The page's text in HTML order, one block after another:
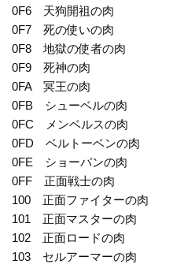
0F6 天狗開祖の肉
0F7 死の使いの肉
0F8 地獄の使者の肉
0F9 死神の肉
0FA 冥王の肉
0FB シューベルの肉
0FC メンベルスの肉
0FD ベルトーベンの肉
0FE ショーパンの肉
0FF 正面戦士の肉
100 正面ファイターの肉
101 正面マスターの肉
102 正面ロードの肉
103 セルアーマーの肉